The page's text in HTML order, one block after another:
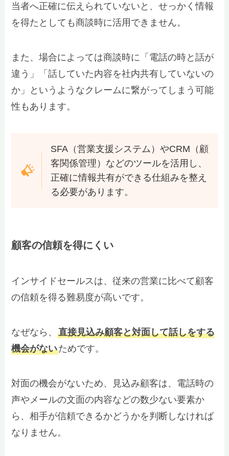
当者へ正確に伝えられていないと、せっかく情報
を得たとしても商談時に活用できません。
また、場合によっては商談時に「電話の時と話が
違う」「話していた内容を社内共有していないの
か」というようなクレームに繋がってしまう可能
性もあります。
SFA（営業支援システム）やCRM（顧
客関係管理）などのツールを活用し、
正確に情報共有ができる仕組みを整え
る必要があります。
顧客の信頼を得にくい
インサイドセールスは、従来の営業に比べて顧客
の信頼を得る難易度が高いです。
なぜなら、直接見込み顧客と対面して話しをする
機会がないためです。
対面の機会がないため、見込み顧客は、電話時の
声やメールの文面の内容などの数少ない要素か
ら、相手が信頼できるかどうかを判断しなければ
なりません。